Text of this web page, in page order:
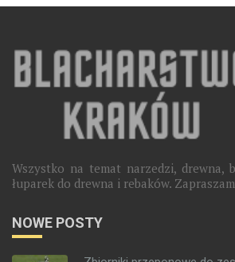
Wszystko na temat narzedzi, drewna,
łuparek do drewna i rebaków.
NOWE POSTY